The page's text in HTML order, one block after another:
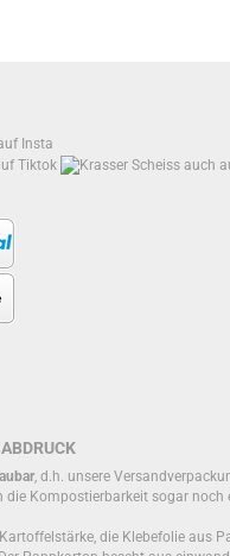
, d.h. unsere
die Kompostierbarkeit sogar noch
die Klebefolie aus